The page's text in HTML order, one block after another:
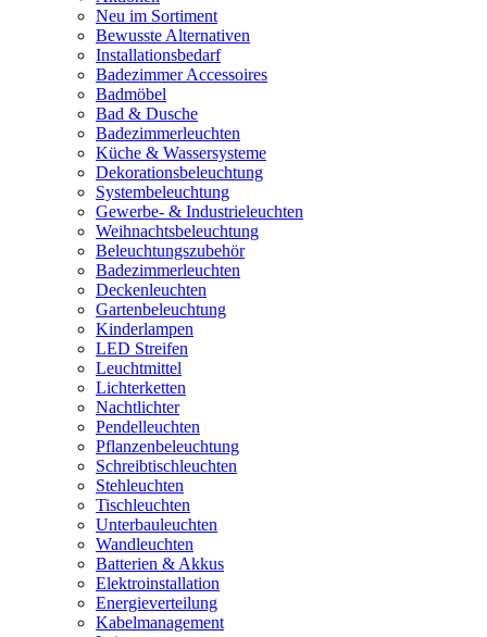
Neu im Sortiment
Bewusste Alternativen
Installationsbedarf
Badezimmer Accessoires
Badmöbel
Bad & Dusche
Badezimmerleuchten
Küche & Wassersysteme
Dekorationsbeleuchtung
Systembeleuchtung
Gewerbe- & Industrieleuchten
Weihnachtsbeleuchtung
Beleuchtungszubehör
Badezimmerleuchten
Deckenleuchten
Gartenbeleuchtung
Kinderlampen
LED Streifen
Leuchtmittel
Lichterketten
Nachtlichter
Pendelleuchten
Pflanzenbeleuchtung
Schreibtischleuchten
Stehleuchten
Tischleuchten
Unterbauleuchten
Wandleuchten
Batterien & Akkus
Elektroinstallation
Energieverteilung
Kabelmanagement